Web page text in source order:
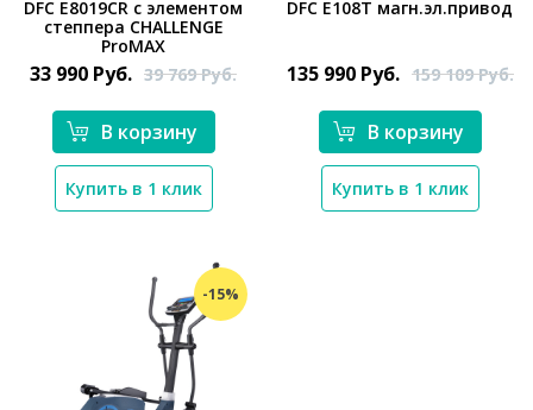
*}
DFC E8019CR с элементом
степпера CHALLENGE
ProMAX
33 990 Руб. 39 769Руб.
В корзину
Купить в 1 клик
DFC E108T магн.эл.привод
135 990 Руб. 159 109Руб.
В корзину
Купить в 1 клик
-15%